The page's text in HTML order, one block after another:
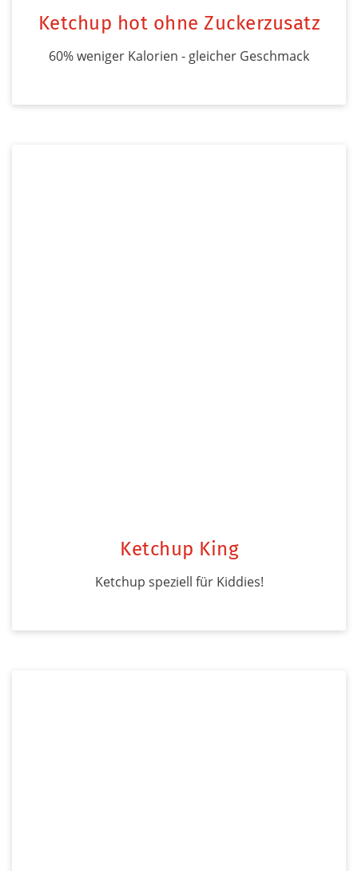
Ketchup hot ohne Zuckerzusatz
60% weniger Kalorien - gleicher Geschmack
Ketchup King
Ketchup speziell für Kiddies!